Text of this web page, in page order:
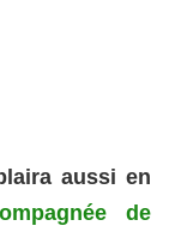
aussi en
de